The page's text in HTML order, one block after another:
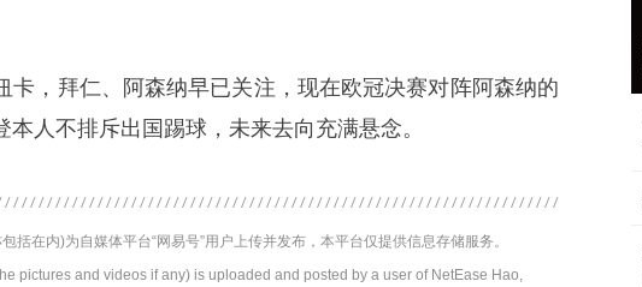
卡，拜仁、阿森纳早已关注，现在欧冠决赛对阵阿森纳的
人不排斥出国踢球，未来去向充满悬念。
括在内)为自媒体平台“网易号”用户上传并发布，本平台仅提供信息存储服务。
pictures and videos if any) is uploaded and posted by a user of NetEase Hao,